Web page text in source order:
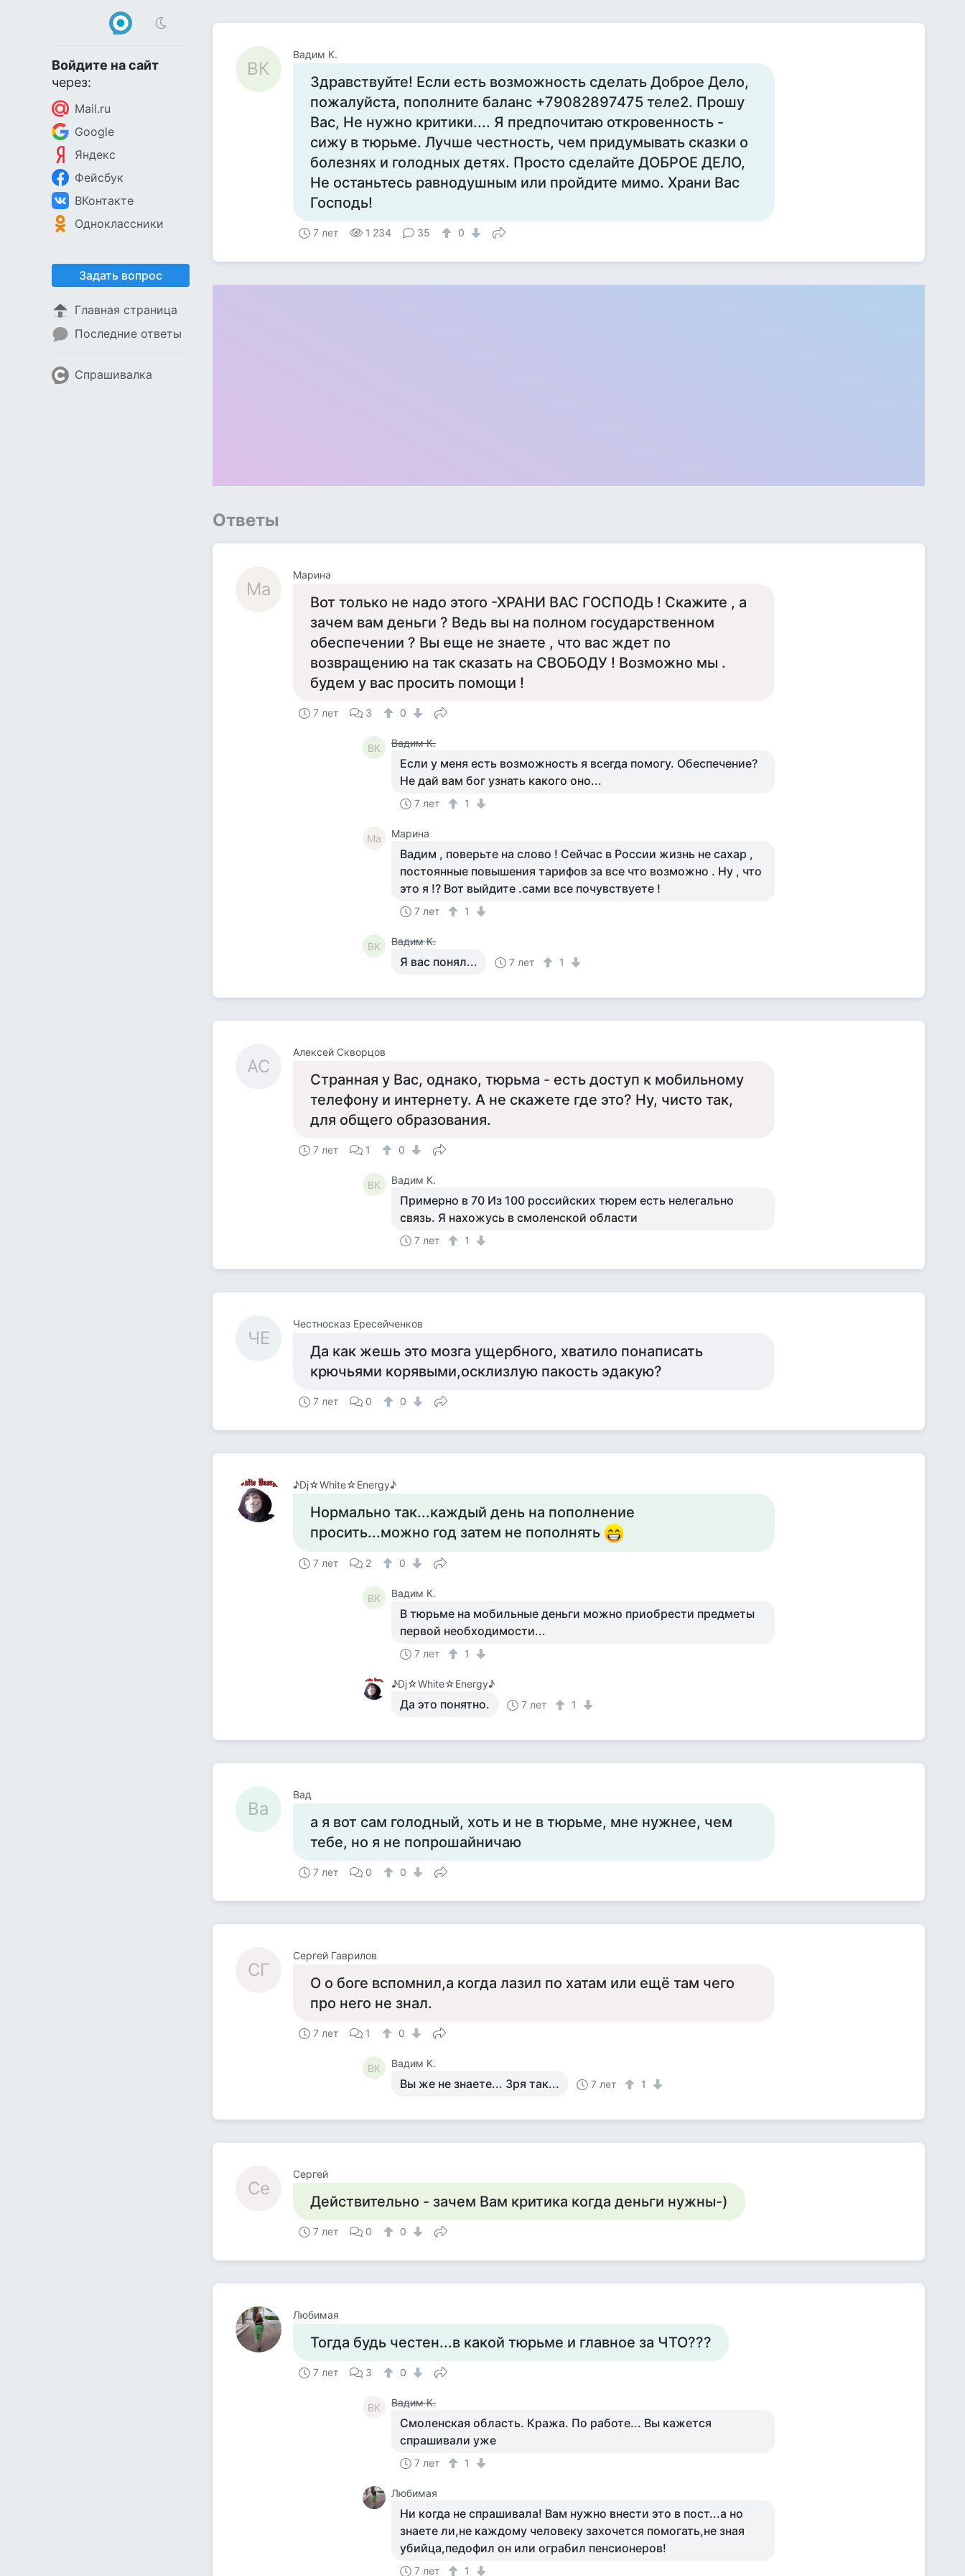
Войдите на сайт
через:
Mail.ru
Google
Яндекс
Фейсбук
ВКонтакте
Одноклассники
Задать вопрос
Главная страница
Последние ответы
Спрашивалка
ВК
Вадим К.
Здравствуйте! Если есть возможность сделать Доброе Дело,
пожалуйста, пополните баланс +79082897475 теле2. Прошу
Вас, Не нужно критики.... Я предпочитаю откровенность -
сижу в тюрьме. Лучше честность, чем придумывать сказки о
болезнях и голодных детях. Просто сделайте ДОБРОЕ ДЕЛО,
Не останьтесь равнодушным или пройдите мимо. Храни Вас
Господь!
7 лет 1 234 35 0
Ответы
Ма
Марина
Вот только не надо этого -ХРАНИ ВАС ГОСПОДЬ ! Скажите , а
зачем вам деньги ? Ведь вы на полном государственном
обеспечении ? Вы еще не знаете , что вас ждет по
возвращению на так сказать на СВОБОДУ ! Возможно мы .
будем у вас просить помощи !
7 лет 3 0
ВК Вадим К.
Если у меня есть возможность я всегда помогу. Обеспечение?
Не дай вам бог узнать какого оно...
7 лет 1
Ма Марина
Вадим , поверьте на слово ! Сейчас в России жизнь не сахар ,
постоянные повышения тарифов за все что возможно . Ну , что
это я !? Вот выйдите .сами все почувствуете !
7 лет 1
ВК Вадим К.
Я вас понял... 7 лет 1
АС
Алексей Скворцов
Странная у Вас, однако, тюрьма - есть доступ к мобильному
телефону и интернету. А не скажете где это? Ну, чисто так,
для общего образования.
7 лет 1 0
ВК Вадим К.
Примерно в 70 Из 100 российских тюрем есть нелегально
связь. Я нахожусь в смоленской области
7 лет 1
ЧЕ
Честносказ Ересейченков
Да как жешь это мозга ущербного, хватило понаписать
крючьями корявыми,осклизлую пакость эдакую?
7 лет 0 0
♪Dj☆White☆Energy♪
Нормально так...каждый день на пополнение
просить...можно год затем не пополнять
7 лет 2 0
ВК Вадим К.
В тюрьме на мобильные деньги можно приобрести предметы
первой необходимости...
7 лет 1
♪Dj☆White☆Energy♪
Да это понятно. 7 лет 1
Ва
Вад
а я вот сам голодный, хоть и не в тюрьме, мне нужнее, чем
тебе, но я не попрошайничаю
7 лет 0 0
СГ
Сергей Гаврилов
О о боге вспомнил,а когда лазил по хатам или ещё там чего
про него не знал.
7 лет 1 0
ВК Вадим К.
Вы же не знаете... Зря так... 7 лет 1
Се
Сергей
Действительно - зачем Вам критика когда деньги нужны-)
7 лет 0 0
Любимая
Тогда будь честен...в какой тюрьме и главное за ЧТО???
7 лет 3 0
ВК Вадим К.
Смоленская область. Кража. По работе... Вы кажется
спрашивали уже
7 лет 1
Любимая
Ни когда не спрашивала! Вам нужно внести это в пост...а но
знаете ли,не каждому человеку захочется помогать,не зная
убийца,педофил он или ограбил пенсионеров!
7 лет 1